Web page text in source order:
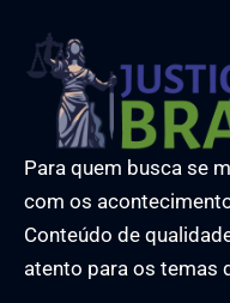
Para quem busca se
com os
Conteúdo de
atento para os temas